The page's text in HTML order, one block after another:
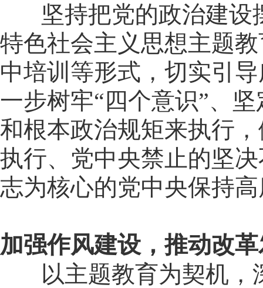
坚持把党的政治建设
特色社会主义思想主题
中培训等形式，切实引
一步树牢“四个意识”、
和根本政治规矩来执行
执行、党中央禁止的坚
志为核心的党中央保持
加强作风建设，推动改
以主题教育为契机，